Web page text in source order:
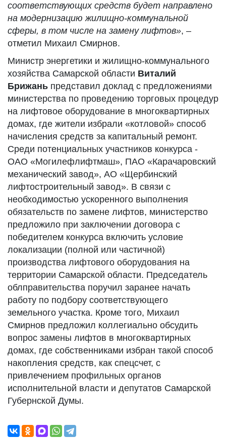
соответствующих средств будет направлено
на модернизацию жилищно-коммунальной
сферы, в том числе на замену лифтов», –
отметил Михаил Смирнов.
Министр энергетики и жилищно-коммунального
хозяйства Самарской области Виталий
Брижань представил доклад с предложениями
министерства по проведению торговых процедур
на лифтовое оборудование в многоквартирных
домах, где жители избрали «котловой» способ
начисления средств за капитальный ремонт.
Среди потенциальных участников конкурса -
ОАО «Могилефлифтмаш», ПАО «Карачаровский
механический завод», АО «Щербинский
лифтостроительный завод». В связи с
необходимостью ускоренного выполнения
обязательств по замене лифтов, министерство
предложило при заключении договора с
победителем конкурса включить условие
локализации (полной или частичной)
производства лифтового оборудования на
территории Самарской области. Председатель
облправительства поручил заранее начать
работу по подбору соответствующего
земельного участка. Кроме того, Михаил
Смирнов предложил коллегиально обсудить
вопрос замены лифтов в многоквартирных
домах, где собственниками избран такой способ
накопления средств, как спецсчет, с
привлечением профильных органов
исполнительной власти и депутатов Самарской
Губернской Думы.